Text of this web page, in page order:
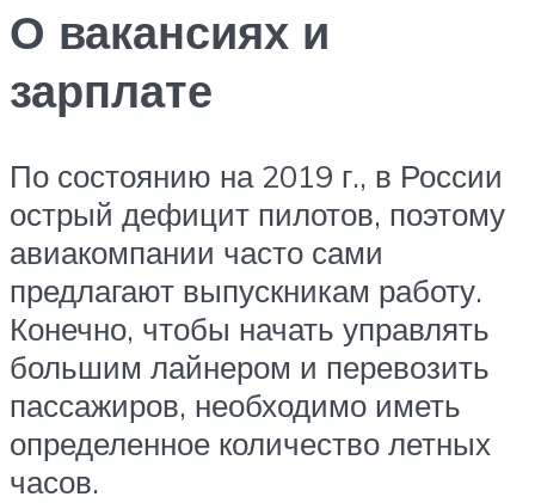
О вакансиях и
зарплате
По состоянию на 2019 г., в России
острый дефицит пилотов, поэтому
авиакомпании часто сами
предлагают выпускникам работу.
Конечно, чтобы начать управлять
большим лайнером и перевозить
пассажиров, необходимо иметь
определенное количество летных
часов.